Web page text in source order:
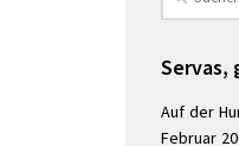
nach:
Servas,
Auf der
Februar